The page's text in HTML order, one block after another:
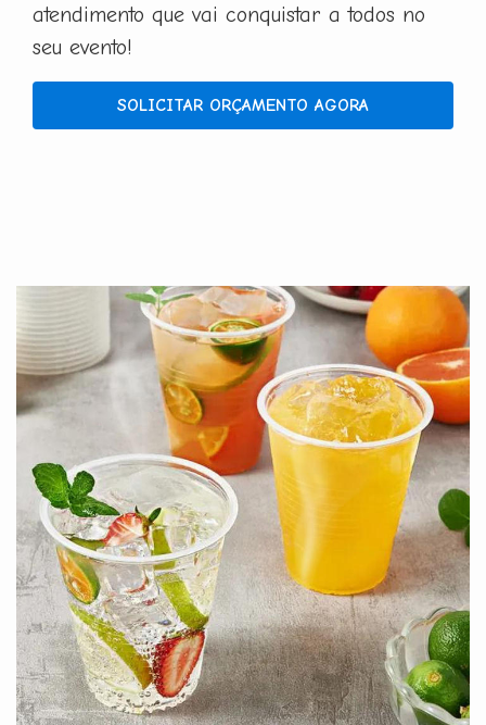
atendimento que vai conquistar a todos no
seu evento!
SOLICITAR ORÇAMENTO AGORA